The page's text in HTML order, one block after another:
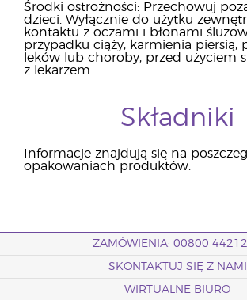
Środki ostrożności: Przechowuj
dzieci. Wyłącznie do użytku
kontaktu z oczami i błonami
przypadku ciąży, karmienia piersią,
leków lub choroby, przed użyciem
z lekarzem.
Składniki
Informacje znajdują się na
opakowaniach produktów.
ZAMÓWIENIA: 00800
SKONTAKTUJ SIĘ Z NAMI
WIRTUALNE BIURO